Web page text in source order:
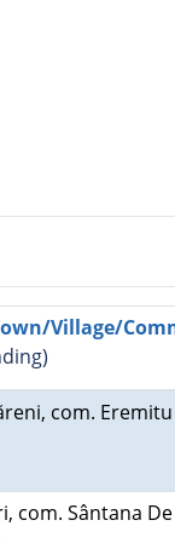
Village/
com.
com. Sântana De